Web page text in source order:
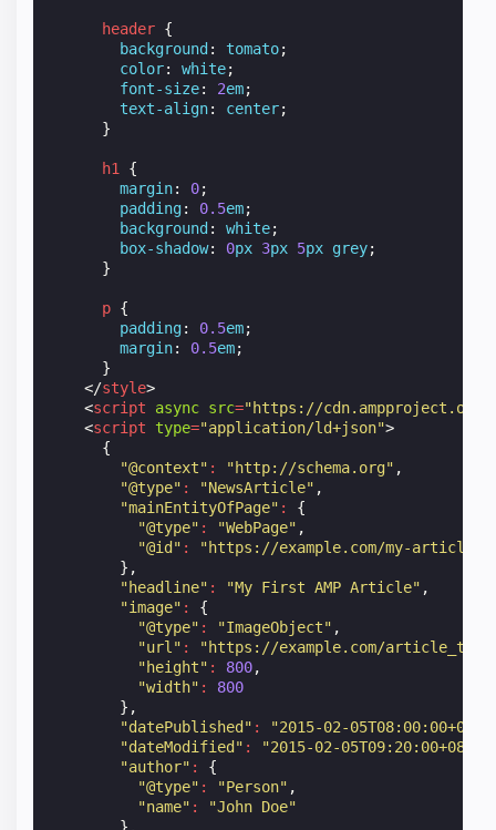
header {
background : tomato;
color: white;
font-size: 2em;
text-align: center;
}
h1 {
margin: 0;
padding: 0.5em;
background : white;
box-shadow: 0px 3px 5px grey;
}
p {
padding: 0.5em;
margin: 0.5em;
}
</style>
<script async src="https://
<script type="application/ld+json">
{
"@context" : "http://schema.org" ,
"@type" : "NewsArticle" ,
"mainEntityOfPage" :
{
"@type" : "WebPage" ,
"@id" :
"https://example.com/my-
},
"headline" : "My First AMP Article" ,
"image" :
{
"@type" : "ImageObject" ,
"url" :
"https://example.com/
"height" : 800,
"width" :
800
},
"datePublished" :
"2015-02-
"dateModified" :
"2015-02-
"author" :
{
"@type" : "Person" ,
"name" :
"John Doe"